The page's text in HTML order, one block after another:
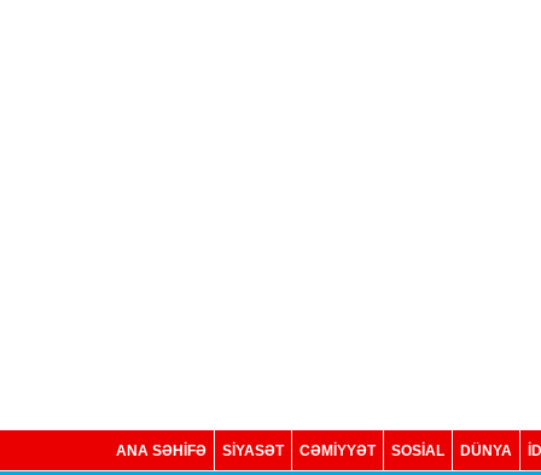
ANA SƏHİFƏ SİYASƏT CƏMİYYƏT SOSIAL DÜNYA